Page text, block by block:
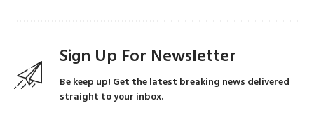
Sign Up For Newsletter
Be keep up! Get the latest breaking news delivered
straight to your inbox.